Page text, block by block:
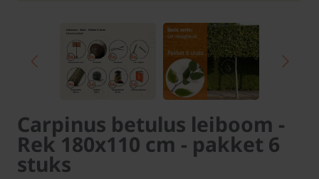
Carpinus betulus leiboom -
Rek 180x110 cm - pakket 6
stuks